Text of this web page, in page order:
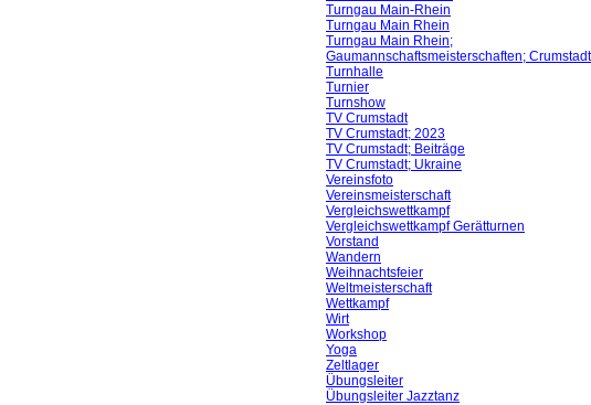
Turngau Main-Rhein
Turngau Main Rhein
Turngau Main Rhein;
Gaumannschaftsmeisterschaften; Crumstadt
Turnhalle
Turnier
Turnshow
TV Crumstadt
TV Crumstadt; 2023
TV Crumstadt; Beiträge
TV Crumstadt; Ukraine
Vereinsfoto
Vereinsmeisterschaft
Vergleichswettkampf
Vergleichswettkampf Gerätturnen
Vorstand
Wandern
Weihnachtsfeier
Weltmeisterschaft
Wettkampf
Wirt
Workshop
Yoga
Zeltlager
Übungsleiter
Übungsleiter Jazztanz